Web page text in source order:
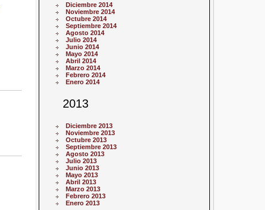
Diciembre 2014
Noviembre 2014
Octubre 2014
Septiembre 2014
Agosto 2014
Julio 2014
Junio 2014
Mayo 2014
Abril 2014
Marzo 2014
Febrero 2014
Enero 2014
2013
Diciembre 2013
Noviembre 2013
Octubre 2013
Septiembre 2013
Agosto 2013
Julio 2013
Junio 2013
Mayo 2013
Abril 2013
Marzo 2013
Febrero 2013
Enero 2013